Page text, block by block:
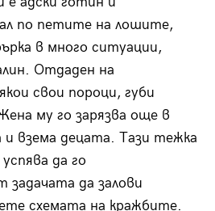
по петите на лошите,
в много ситуации,
Отдаден на
свои пороци, губи
му го зарязва още в
и взема децата. Тази тежка
да го
задачата да залови
схемата на кражбите.